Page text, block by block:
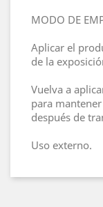
MODO DE
Aplicar el
de la
Vuelva a
para
después de
Uso externo.